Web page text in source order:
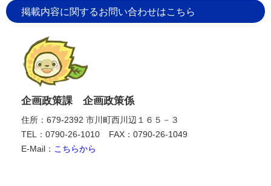
掲載内容に関するお問い合わせはこちら
企画政策課 企画政策係
住所：679-2392 市川町西川辺１６５－３
TEL：0790-26-1010
FAX：0790-26-1049
E-Mail： こちらから